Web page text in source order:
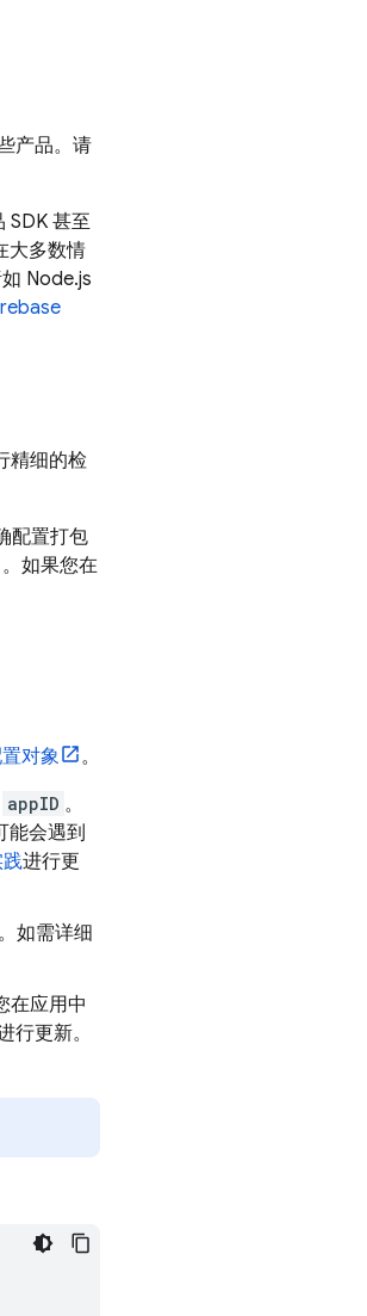
产品。请
SDK 甚至
大多数情
Node.js
精细的检
配置打包
。如果您在
对象
。
appID 。
能会遇到
进行更
。如需详细
在应用中
行更新。